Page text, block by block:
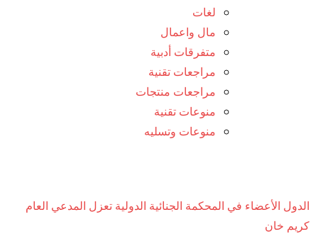
لغات
مال واعمال
متفرقات أدبية
مراجعات تقنية
مراجعات منتجات
منوعات تقنية
منوعات وتسليه
الدول الأعضاء في المحكمة الجنائية الدولية تعزل المدعي العام
كريم خان